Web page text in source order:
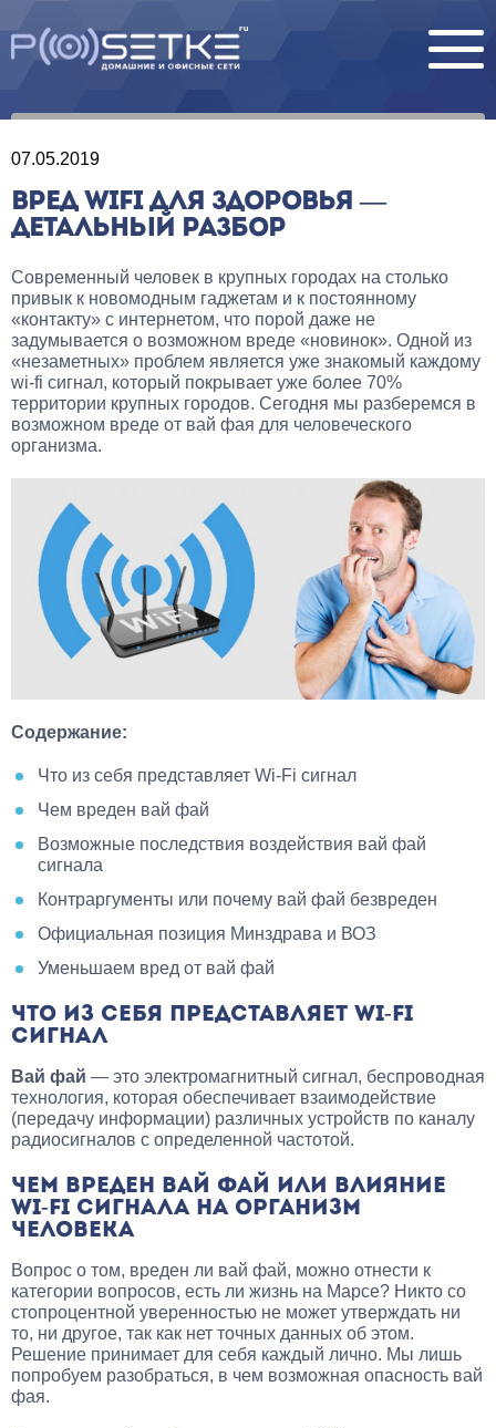
07.05.2019
ВРЕД WIFI ДЛЯ ЗДОРОВЬЯ —
ДЕТАЛЬНЫЙ РАЗБОР
Современный человек в крупных городах на столько
привык к новомодным гаджетам и к постоянному
«контакту» с интернетом, что порой даже не
задумывается о возможном вреде «новинок». Одной из
«незаметных» проблем является уже знакомый каждому
wi-fi сигнал, который покрывает уже более 70%
территории крупных городов. Сегодня мы разберемся в
возможном вреде от вай фая для человеческого
организма.
Содержание:
Что из себя представляет Wi-Fi сигнал
Чем вреден вай фай
Возможные последствия воздействия вай фай
сигнала
Контраргументы или почему вай фай безвреден
Официальная позиция Минздрава и ВОЗ
Уменьшаем вред от вай фай
ЧТО ИЗ СЕБЯ ПРЕДСТАВЛЯЕТ WI-FI
СИГНАЛ
Вай фай — это электромагнитный сигнал, беспроводная
технология, которая обеспечивает взаимодействие
(передачу информации) различных устройств по каналу
радиосигналов с определенной частотой.
ЧЕМ ВРЕДЕН ВАЙ ФАЙ ИЛИ ВЛИЯНИЕ
WI-FI СИГНАЛА НА ОРГАНИЗМ
ЧЕЛОВЕКА
Вопрос о том, вреден ли вай фай, можно отнести к
категории вопросов, есть ли жизнь на Марсе? Никто со
стопроцентной уверенностью не может утверждать ни
то, ни другое, так как нет точных данных об этом.
Решение принимает для себя каждый лично. Мы лишь
попробуем разобраться, в чем возможная опасность вай
фая.